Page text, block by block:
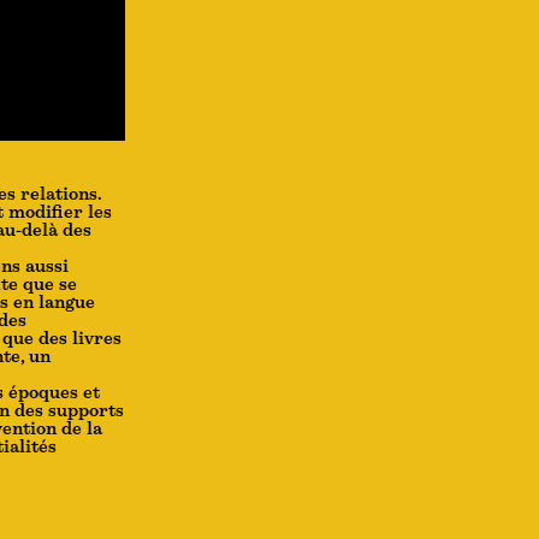
relations.
modifier les
delà des
aussi
que se
en langue
des livres
un
époques et
des supports
de la